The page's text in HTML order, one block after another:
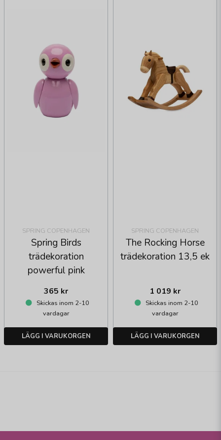
SPRING COPENHAGEN
Spring Birds
trädekoration
powerful pink
365 kr
Skickas inom 2-10
vardagar
LÄGG I VARUKORGEN
SPRING COPENHAGEN
The Rocking Horse
trädekoration 13,5 ek
1 019 kr
Skickas inom 2-10
vardagar
LÄGG I VARUKORGEN